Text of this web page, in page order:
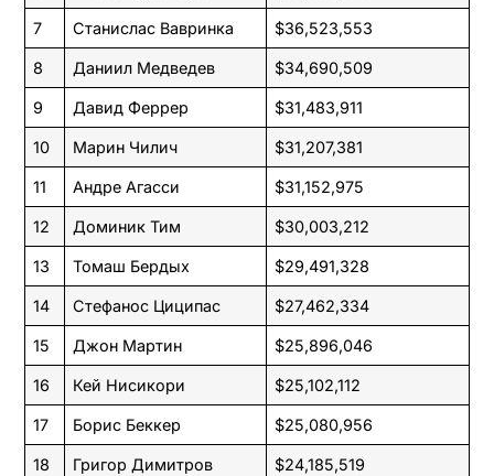
7 Станислас Вавринка $36,523,553
8 Даниил Медведев $34,690,509
9 Давид Феррер $31,483,911
10 Марин Чилич $31,207,381
11 Андре Агасси $31,152,975
12 Доминик Тим $30,003,212
13 Томаш Бердых $29,491,328
14 Стефанос Циципас $27,462,334
15 Джон Мартин $25,896,046
16 Кей Нисикори $25,102,112
17 Борис Беккер $25,080,956
18 Григор Димитров $24,185,519